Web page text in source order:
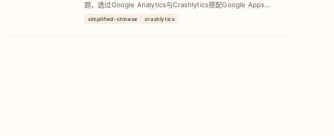
题，透过Google Analytics与Crashlytics搭配Google Apps
simplified-chinese crashlytics